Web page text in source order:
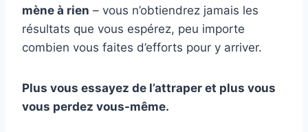
mène à rien – vous n’obtiendrez jamais les
résultats que vous espérez, peu importe
combien vous faites d’efforts pour y arriver.
Plus vous essayez de l’attraper et plus vous
vous perdez vous-même.